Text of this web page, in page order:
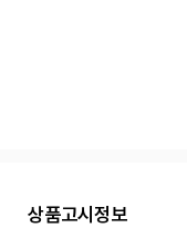
상품고시정보